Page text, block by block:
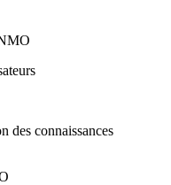
des connaissances